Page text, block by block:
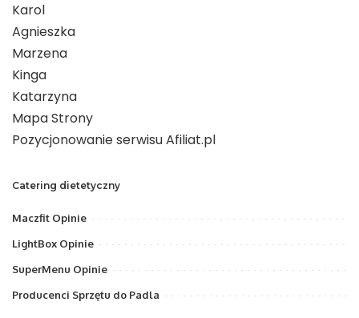
Karol
Agnieszka
Marzena
Kinga
Katarzyna
Mapa Strony
Pozycjonowanie serwisu Afiliat.pl
Catering dietetyczny
Maczfit Opinie
LightBox Opinie
SuperMenu Opinie
Producenci Sprzętu do Padla